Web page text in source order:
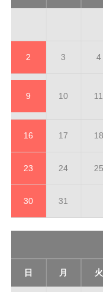
2 3 4
9 10 11
16 17 18
23 24 25
30 31
日 月 火